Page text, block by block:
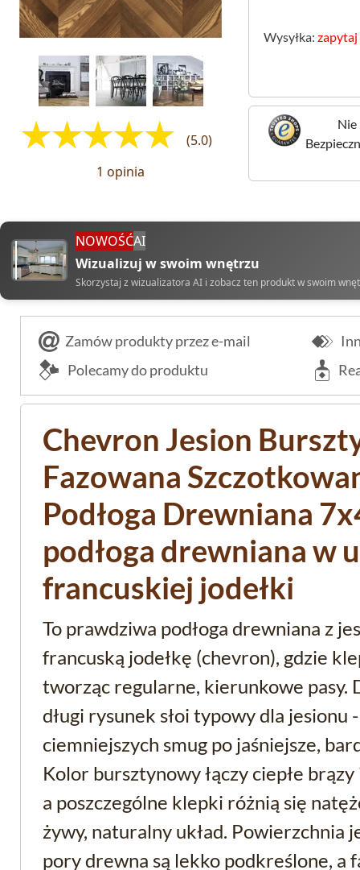
(5.0)
1 opinia
Wysyłka: zapytaj
Nie
NOWOŚĆAI
Wizualizuj w swoim wnętrzu
Skorzystaj z wizualizatora AI i zobacz ten produkt w swoim
Zamów produkty przez e-mail
Polecamy do produktu
Chevron Jesion
Fazowana
Podłoga Drewniana
podłoga drewniana w
francuskiej jodełki
To prawdziwa podłoga drewniana z
francuską jodełkę (chevron), gdzie
tworząc regularne, kierunkowe pasy.
długi rysunek słoi typowy dla jesionu
ciemniejszych smug po jaśniejsze,
Kolor bursztynowy łączy ciepłe
a poszczególne klepki różnią się
żywy, naturalny układ. Powierzchnia
pory drewna są lekko podkreślone, a